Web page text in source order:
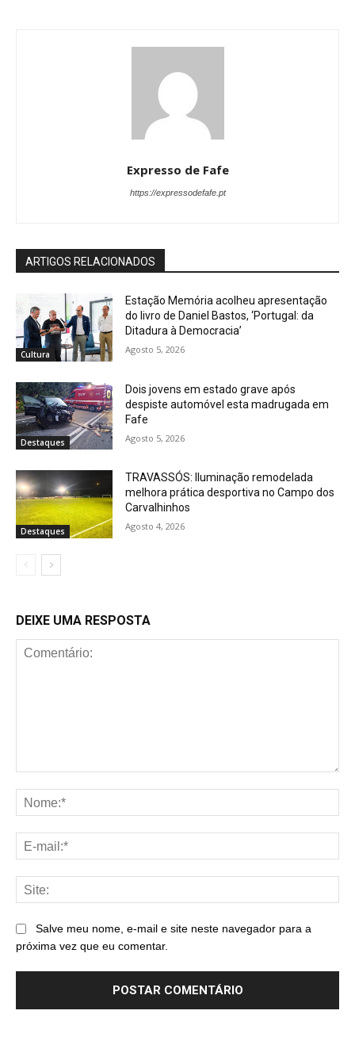
Expresso de Fafe
https://expressodefafe.pt
ARTIGOS RELACIONADOS
Cultura
Estação Memória acolheu apresentação
do livro de Daniel Bastos, ‘Portugal: da
Ditadura à Democracia’
Agosto 5, 2026
Destaques
Dois jovens em estado grave após
despiste automóvel esta madrugada em
Fafe
Agosto 5, 2026
Destaques
TRAVASSÓS: Iluminação remodelada
melhora prática desportiva no Campo dos
Carvalhinhos
Agosto 4, 2026
DEIXE UMA RESPOSTA
Salve meu nome, e-mail e site neste navegador para a
próxima vez que eu comentar.